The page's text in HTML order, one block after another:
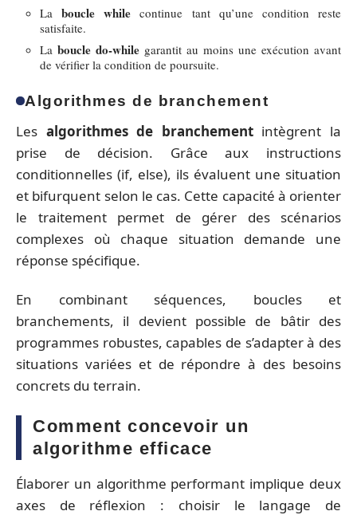
Laboucle while continue tant qu’une condition reste
satisfaite.
La boucle do-while garantit au moins une exécution avant
de vérifier la condition de poursuite.
Algorithmes de branchement
Les algorithmes de branchementintègrent la
prise de décision. Grâce aux instructions
conditionnelles (if, else), ils évaluent une situation
et bifurquent selon le cas. Cette capacité à orienter
le traitement permet de gérer des scénarios
complexes où chaque situation demande une
réponse spécifique.
En combinant séquences, boucles et
branchements, il devient possible de bâtir des
programmes robustes, capables de s’adapter à des
situations variées et de répondre à des besoins
concrets du terrain.
Comment concevoir un
algorithme efficace
Élaborer un algorithme performant implique deux
axes de réflexion : choisir le langage de